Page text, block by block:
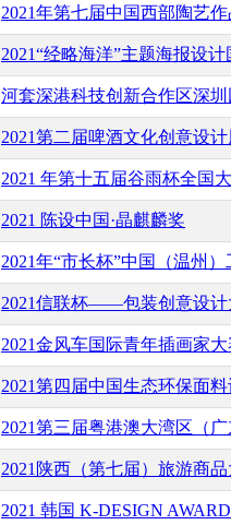
2021年第七届中国西部陶艺
2021“经略海洋”主题海报设
河套深港科技创新合作区深
2021第二届啤酒文化创意设
2021 年第十五届谷雨杯全国
2021 陈设中国·晶麒麟奖
2021年“市长杯”中国（温州
2021信联杯——包装创意设计
2021金风车国际青年插画家
2021第四届中国生态环保面
2021第三届粤港澳大湾区（
2021陕西（第七届）旅游商
2021 韩国 K-DESIGN